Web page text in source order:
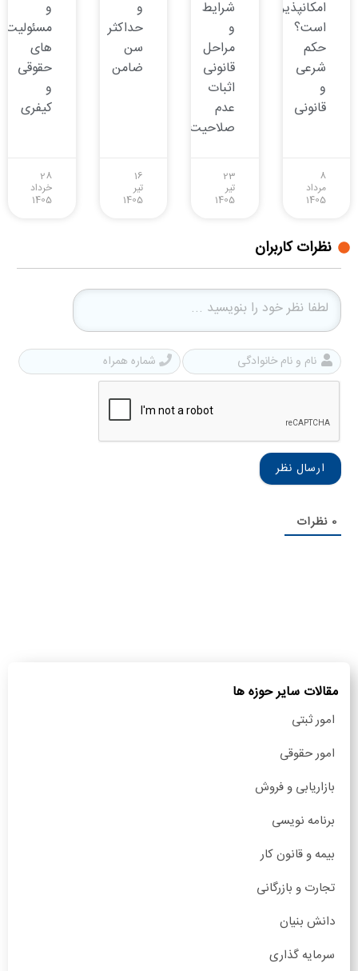
امکانپذیر
است؟
حکم
شرعی
و
قانونی
8
مرداد
1405
شرایط
و
مراحل
قانونی
اثبات
عدم
صلاحیت
23
تیر
1405
و
حداکثر
سن
ضامن
16
تیر
1405
و
مسئولیت
های
حقوقی
و
کیفری
28
خرداد
1405
نظرات کاربران
نام
و
نام
0 نظرات
مقالات سایر حوزه ها
امور ثبتی
امور حقوقی
بازاریابی و فروش
برنامه نویسی
بیمه و قانون کار
تجارت و بازرگانی
دانش بنیان
سرمایه گذاری